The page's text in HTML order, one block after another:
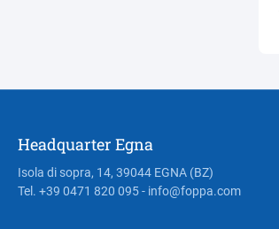
Headquarter Egna
Isola di sopra, 14, 39044 EGNA (BZ)
Tel. +39 0471 820 095- info@foppa.com